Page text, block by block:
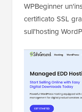
WPBeginner
certificato SSL
sull'hosting